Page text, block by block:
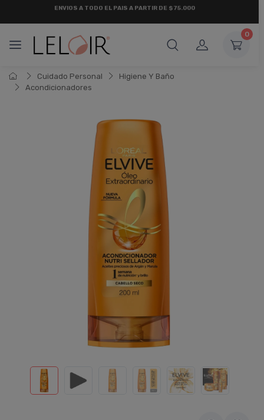
0
Cuidado Personal
Higiene Y Baño
Acondicionadores